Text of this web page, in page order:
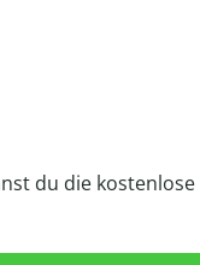
du die kostenlose